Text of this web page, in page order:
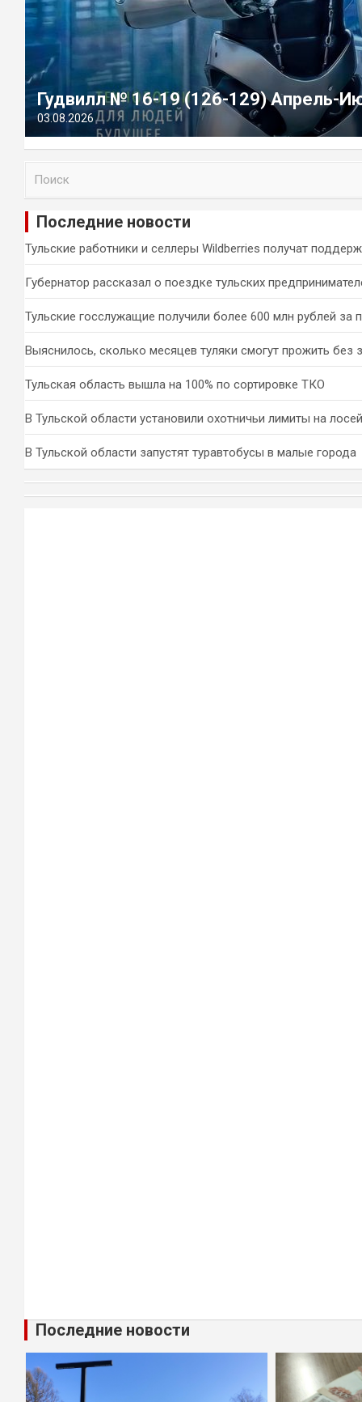
Гудвилл № 16-19 (126-129) Апрель-
03.08.2026
и
Последние новости
Тульские работники и селлеры Wildberries получат
Губернатор рассказал о поездке тульских
Тульские госслужащие получили более 600 млн рублей за
Выяснилось, сколько месяцев туляки смогут прожить без
Тульская область вышла на 100% по сортировке ТКО
В Тульской области установили охотничьи лимиты на
В Тульской области запустят туравтобусы в малые города
Последние новости